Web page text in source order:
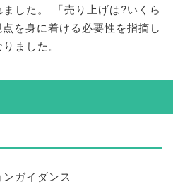
した 。 「売り上げは?いくら
を身に着ける必要性を指摘し
ました 。
ガイダンス